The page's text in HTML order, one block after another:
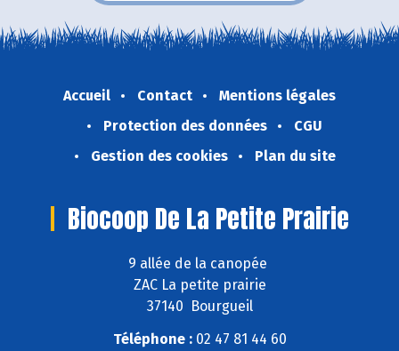
Accueil Contact
Mentions légales
Protection des données
CGU
Gestion des cookies
Plan du site
Biocoop De La Petite Prairie
9 allée de la canopée
ZAC La petite prairie
37140 Bourgueil
Téléphone :02 47 81 44 60